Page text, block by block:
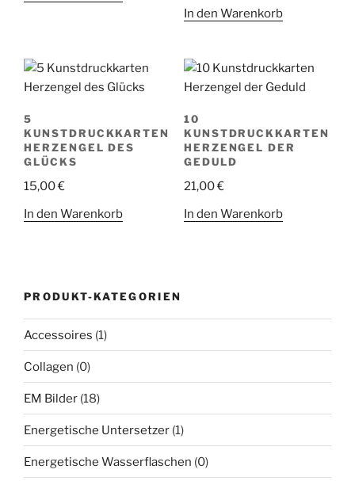
In den Warenkorb
5
KUNSTDRUCKKARTEN
HERZENGEL DES
GLÜCKS
15,00€
In den Warenkorb
10
KUNSTDRUCKKARTEN
HERZENGEL DER
GEDULD
21,00€
In den Warenkorb
PRODUKT-KATEGORIEN
Accessoires (1)
Collagen (0)
EM Bilder (18)
Energetische Untersetzer (1)
Energetische Wasserflaschen (0)